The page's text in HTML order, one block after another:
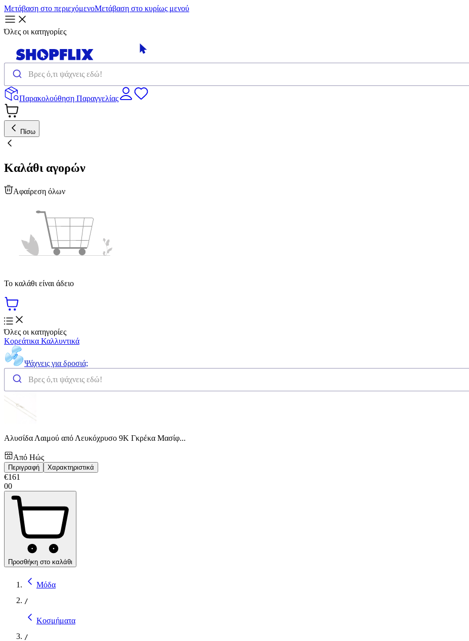
Μετάβαση στο περιεχόμενοΜετάβαση στο κυρίως μενού
Όλες οι κατηγορίες
Παρακολούθηση Παραγγελίας
Πίσω
Καλάθι αγορών
Αφαίρεση όλων
Το καλάθι είναι άδειο
Όλες οι κατηγορίες
Κορεάτικα Καλλυντικά
Ψάχνεις για δροσιά;
Αλυσίδα Λαιμού από Λευκόχρυσο 9Κ Γκρέκα Μασίφ...
Από Ηώς
Περιγραφή Χαρακτηριστικά
€161
00
Προσθήκη στο καλάθι
Μόδα
/
Κοσμήματα
/